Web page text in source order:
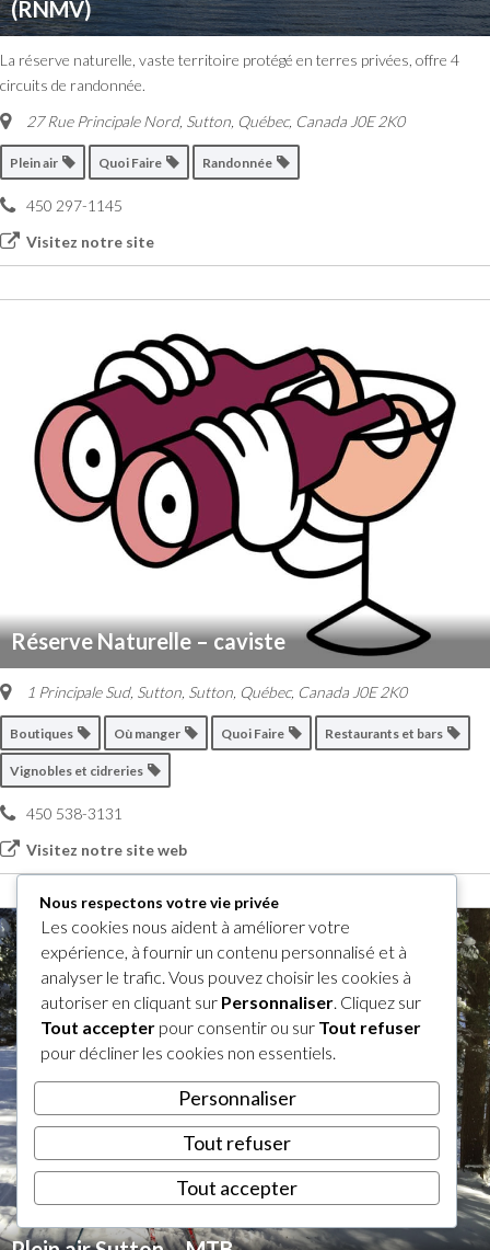
(RNMV)
La réserve naturelle, vaste territoire protégé en terres privées, offre 4
circuits de randonnée.
27 Rue Principale Nord, Sutton, Québec, Canada J0E 2K0
Plein air Quoi Faire Randonnée
450 297-1145
Visitez notre site
Réserve Naturelle – caviste
1 Principale Sud, Sutton Sutton, Québec, Canada J0E 2K0
Boutiques Où manger Quoi Faire Restaurants et bars
Vignobles et cidreries
450 538-3131
Visitez notre site web
Nous respectons votre vie privée
Les cookies nous aident à améliorer votre
expérience, à fournir un contenu personnalisé et à
analyser le trafic. Vous pouvez choisir les cookies à
autoriser en cliquant sur Personnaliser. Cliquez sur
Tout accepter pour consentir ou sur Tout refuser
pour décliner les cookies non essentiels.
Personnaliser
Tout refuser
Tout accepter